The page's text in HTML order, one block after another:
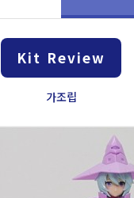
Kit Review
가조립